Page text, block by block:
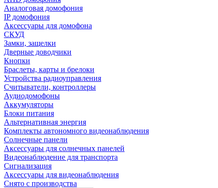
Аналоговая домофония
IP домофония
Аксессуары для домофона
СКУД
Замки, защелки
Дверные доводчики
Кнопки
Браслеты, карты и брелоки
Устройства радиоуправления
Считыватели, контроллеры
Аудиодомофоны
Аккумуляторы
Блоки питания
Альтернативная энергия
Комплекты автономного видеонаблюдения
Солнечные панели
Аксессуары для солнечных панелей
Видеонаблюдение для транспорта
Сигнализация
Аксессуары для видеонаблюдения
Снято с производства